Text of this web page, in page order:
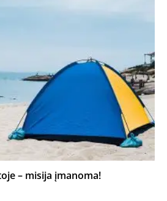
– misija įmanoma!